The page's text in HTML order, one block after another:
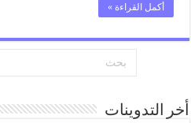
أكمل القراءة »
أخر التدوينات